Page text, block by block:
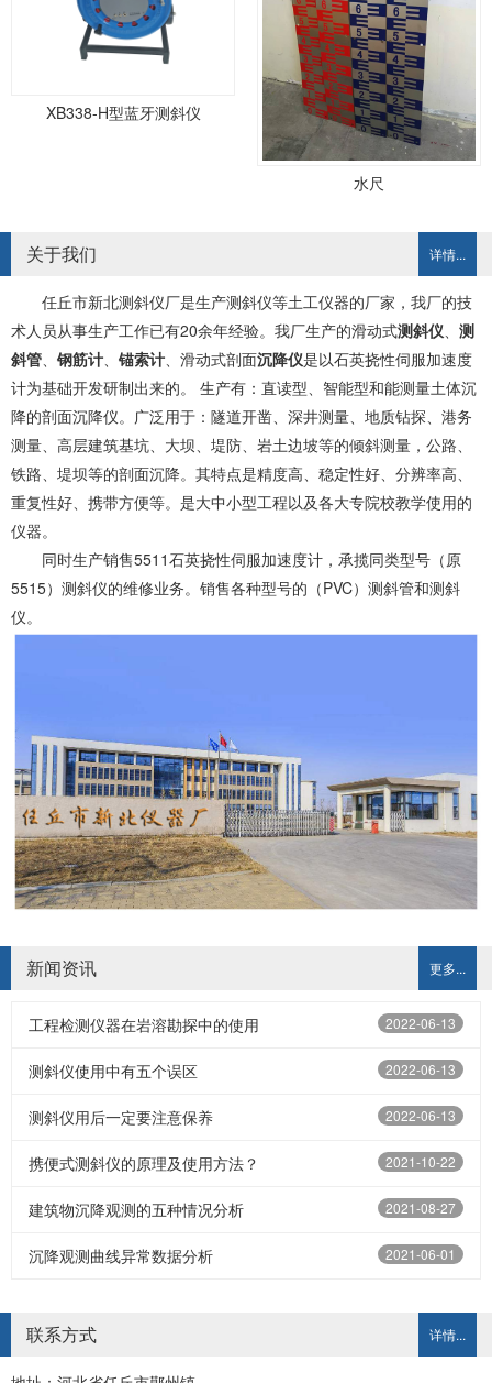
XB338-H型蓝牙测斜仪
水尺
详情...
关于我们
任丘市新北测斜仪厂是生产测斜仪等土工仪器的厂家，我厂的技
术人员从事生产工作已有20余年经验。我厂生产的滑动式测斜仪、 测
斜管、 钢筋计、 锚索计、滑动式剖面沉降仪是以石英挠性伺服加速度
计为基础开发研制出来的。 生产有：直读型、智能型和能测量土体沉
降的剖面沉降仪。广泛用于：隧道开凿、深井测量、地质钻探、港务
测量、高层建筑基坑、大坝、堤防、岩土边坡等的倾斜测量，公路、
铁路、堤坝等的剖面沉降。其特点是精度高、稳定性好、分辨率高、
重复性好、携带方便等。是大中小型工程以及各大专院校教学使用的
仪器。
同时生产销售5511石英挠性伺服加速度计，承揽同类型号（原
5515）测斜仪的维修业务。销售各种型号的（PVC）测斜管和测斜
仪。
更多...
新闻资讯
2022-06-13
工程检测仪器在岩溶勘探中的使用
2022-06-13
测斜仪使用中有五个误区
2022-06-13
测斜仪用后一定要注意保养
2021-10-22
携便式测斜仪的原理及使用方法？
2021-08-27
建筑物沉降观测的五种情况分析
2021-06-01
沉降观测曲线异常数据分析
详情...
联系方式